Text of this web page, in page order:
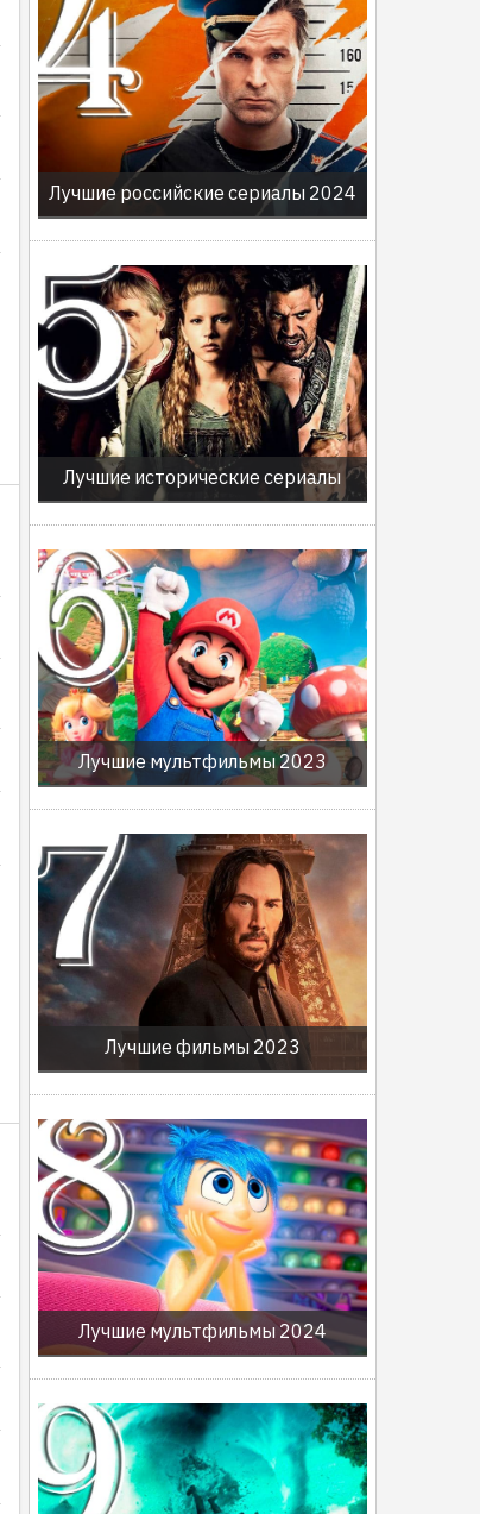
Лучшие российские сериалы 2024
Лучшие исторические сериалы
Лучшие мультфильмы 2023
Лучшие фильмы 2023
Лучшие мультфильмы 2024